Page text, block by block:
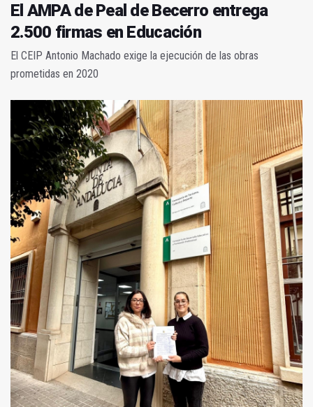
El AMPA de Peal de Becerro entrega
2.500 firmas en Educación
El CEIP Antonio Machado exige la ejecución de las obras
prometidas en 2020